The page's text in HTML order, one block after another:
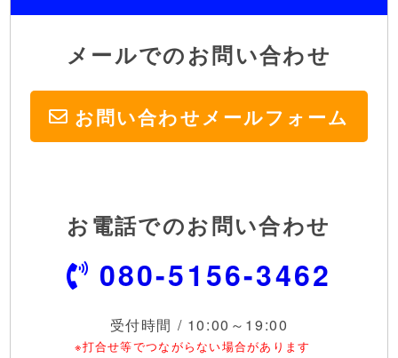
お電話でのお問い合わせ
080-5156-3462
受付時間 / 10:00～19:00
※打合せ等でつながらない場合があります
メールでのお問い合わせ
お問い合わせ メールフォーム